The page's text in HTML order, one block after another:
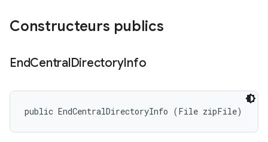
Constructeurs publics
EndCentralDirectoryInfo
public EndCentralDirectoryInfo (File zipFile)